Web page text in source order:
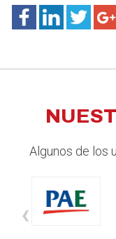
Algunos de los
‹